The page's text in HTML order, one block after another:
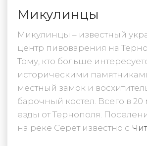
Микулинцы
Микулинцы – известный
центр пивоварения на
Тому, кто больше
историческими
местный замок и
барочный костел. Всего в 20
езды от Тернополя.
на реке Серет известно с